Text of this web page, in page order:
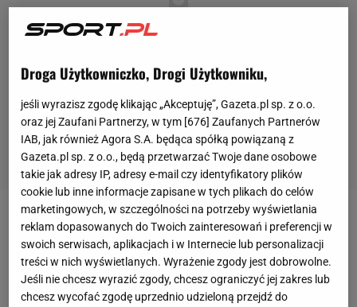
Jedyna bramka dla "Królewskich" padła w 41.
minucie. Bardzo sprytnym zagraniem sprzed pola
karnego popisał się Luka Modrić, a bramkarza rywali
precyzyjnym uderzeniem pokonał Marco Asensio.
Droga Użytkowniczko, Drogi Użytkowniku,
jeśli wyrazisz zgodę klikając „Akceptuję”, Gazeta.pl sp. z o.o.
oraz jej Zaufani Partnerzy, w tym [676] Zaufanych Partnerów
IAB, jak również Agora S.A. będąca spółką powiązaną z
Gazeta.pl sp. z o.o., będą przetwarzać Twoje dane osobowe
takie jak adresy IP, adresy e-mail czy identyfikatory plików
cookie lub inne informacje zapisane w tych plikach do celów
marketingowych, w szczególności na potrzeby wyświetlania
reklam dopasowanych do Twoich zainteresowań i preferencji w
swoich serwisach, aplikacjach i w Internecie lub personalizacji
treści w nich wyświetlanych. Wyrażenie zgody jest dobrowolne.
Jeśli nie chcesz wyrazić zgody, chcesz ograniczyć jej zakres lub
chcesz wycofać zgodę uprzednio udzieloną przejdź do